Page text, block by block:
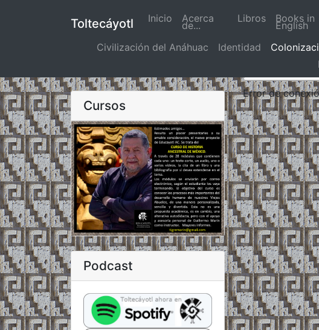
Toltecáyotl Inicio (actual)
Acerca
de...
Libros Books in
English
Civilización del Anáhuac Identidad
Cursos
Podcast
Error de